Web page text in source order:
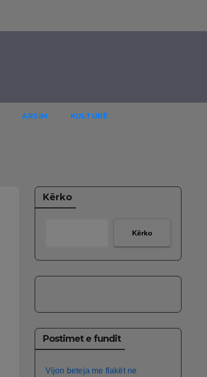
ARSIM KULTURË
Kërko
Kërko
Postimet e fundit
Vijon beteja me flakët ne